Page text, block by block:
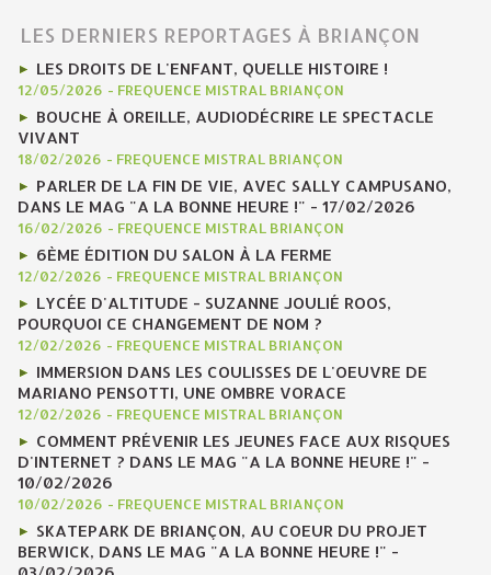
LES DERNIERS REPORTAGES À BRIANÇON
LES DROITS DE L'ENFANT, QUELLE HISTOIRE !
12/05/2026 - FREQUENCE MISTRAL BRIANÇON
BOUCHE À OREILLE, AUDIODÉCRIRE LE SPECTACLE
VIVANT
18/02/2026 - FREQUENCE MISTRAL BRIANÇON
PARLER DE LA FIN DE VIE, AVEC SALLY CAMPUSANO,
DANS LE MAG "A LA BONNE HEURE !" - 17/02/2026
16/02/2026 - FREQUENCE MISTRAL BRIANÇON
6ÈME ÉDITION DU SALON À LA FERME
12/02/2026 - FREQUENCE MISTRAL BRIANÇON
LYCÉE D'ALTITUDE - SUZANNE JOULIÉ ROOS,
POURQUOI CE CHANGEMENT DE NOM ?
12/02/2026 - FREQUENCE MISTRAL BRIANÇON
IMMERSION DANS LES COULISSES DE L'OEUVRE DE
MARIANO PENSOTTI, UNE OMBRE VORACE
12/02/2026 - FREQUENCE MISTRAL BRIANÇON
COMMENT PRÉVENIR LES JEUNES FACE AUX RISQUES
D'INTERNET ? DANS LE MAG "A LA BONNE HEURE !" -
10/02/2026
10/02/2026 - FREQUENCE MISTRAL BRIANÇON
SKATEPARK DE BRIANÇON, AU COEUR DU PROJET
BERWICK, DANS LE MAG "A LA BONNE HEURE !" -